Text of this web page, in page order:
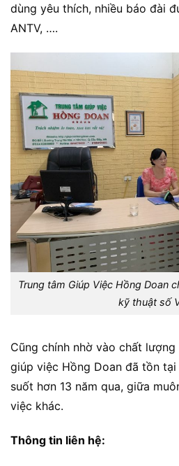
dùng yêu thích, nhiều báo đài
ANTV, ….
Trung tâm Giúp Việc Hồng Doan
kỹ thuật số
Cũng chính nhờ vào chất
giúp việc Hồng Doan đã tồn
suốt hơn 13 năm qua, giữa
việc khác.
Thông tin liên hệ: